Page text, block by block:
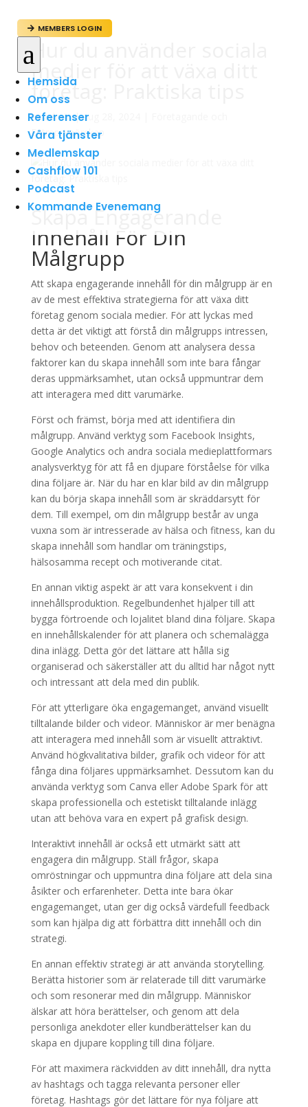
 MEMBERS LOGIN
a
Hemsida
Om oss
Referenser
Våra tjänster
Medlemskap
Cashflow 101
Podcast
Kommande Evenemang
Hur du använder sociala
medier för att växa ditt
företag: Praktiska tips
avadmin|aug 28, 2024
Entreprenörskap
Skapa Engagerande
Innehåll För Din
Målgrupp
Att skapa engagerande innehåll för din målgrupp är en
av de mest effektiva strategierna för att växa ditt
företag genom sociala medier. För att lyckas med
detta är det viktigt att förstå din målgrupps intressen,
behov och beteenden. Genom att analysera dessa
faktorer kan du skapa innehåll som inte bara fångar
deras uppmärksamhet, utan också uppmuntrar dem
att interagera med ditt varumärke.
Först och främst, börja med att identifiera din
målgrupp. Använd verktyg som Facebook Insights,
Google Analytics och andra sociala medieplattformars
analysverktyg för att få en djupare förståelse för vilka
dina följare är. När du har en klar bild av din målgrupp
kan du börja skapa innehåll som är skräddarsytt för
dem. Till exempel, om din målgrupp består av unga
vuxna som är intresserade av hälsa och fitness, kan du
skapa innehåll som handlar om träningstips,
hälsosamma recept och motiverande citat.
En annan viktig aspekt är att vara konsekvent i din
innehållsproduktion. Regelbundenhet hjälper till att
bygga förtroende och lojalitet bland dina följare. Skapa
en innehållskalender för att planera och schemalägga
dina inlägg. Detta gör det lättare att hålla sig
organiserad och säkerställer att du alltid har något nytt
och intressant att dela med din publik.
För att ytterligare öka engagemanget, använd visuellt
tilltalande bilder och videor. Människor är mer benägna
att interagera med innehåll som är visuellt attraktivt.
Använd högkvalitativa bilder, grafik och videor för att
fånga dina följares uppmärksamhet. Dessutom kan du
använda verktyg som Canva eller Adobe Spark för att
skapa professionella och estetiskt tilltalande inlägg
utan att behöva vara en expert på grafisk design.
Interaktivt innehåll är också ett utmärkt sätt att
engagera din målgrupp. Ställ frågor, skapa
omröstningar och uppmuntra dina följare att dela sina
åsikter och erfarenheter. Detta inte bara ökar
engagemanget, utan ger dig också värdefull feedback
som kan hjälpa dig att förbättra ditt innehåll och din
strategi.
En annan effektiv strategi är att använda storytelling.
Berätta historier som är relaterade till ditt varumärke
och som resonerar med din målgrupp. Människor
älskar att höra berättelser, och genom att dela
personliga anekdoter eller kundberättelser kan du
skapa en djupare koppling till dina följare.
För att maximera räckvidden av ditt innehåll, dra nytta
av hashtags och tagga relevanta personer eller
företag. Hashtags gör det lättare för nya följare att